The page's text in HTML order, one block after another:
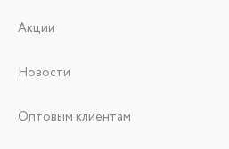
Акции
Новости
Оптовым клиентам